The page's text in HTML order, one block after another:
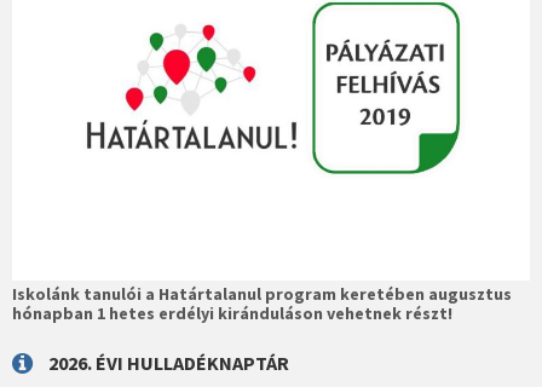
Iskolánk tanulói a Határtalanul program keretében augusztus
hónapban 1 hetes erdélyi kiránduláson vehetnek részt!
2026. ÉVI HULLADÉKNAPTÁR